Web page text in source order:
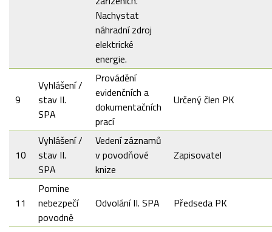
Nachystat
náhradní zdroj
elektrické
energie.
9
Vyhlášení /
stav II.
SPA
Provádění
evidenčních a
dokumentačních
prací
Určený člen PK
10
Vyhlášení /
stav II.
SPA
Vedení záznamů
v povodňové
knize
Zapisovatel
11
Pomine
nebezpečí
povodně
Odvolání II. SPA Předseda PK